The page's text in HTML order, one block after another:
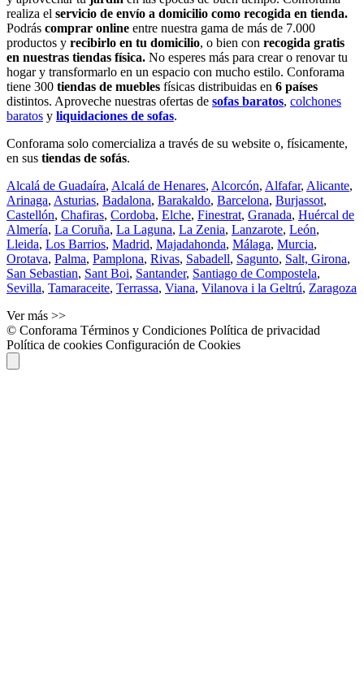
realiza el servicio de envío a domicilio como recogida en tienda.
Podrás comprar online entre nuestra gama de más de 7.000
productos y recibirlo en tu domicilio, o bien con recogida gratis
en nuestras tiendas física. No esperes más para crear o renovar tu
hogar y transformarlo en un espacio con mucho estilo. Conforama
tiene 300 tiendas de muebles físicas distribuidas en 6 países
distintos. Aproveche nuestras ofertas de sofas baratos, colchones
baratos y liquidaciones de sofas.
Conforama solo comercializa a través de su website o, físicamente,
en sus tiendas de sofás.
Alcalá de Guadaíra, Alcalá de Henares, Alcorcón, Alfafar, Alicante,
Arinaga, Asturias, Badalona, Barakaldo, Barcelona, Burjassot,
Castellón, Chafiras, Cordoba, Elche, Finestrat, Granada, Huércal de
Almería, La Coruña, La Laguna, La Zenia, Lanzarote, León,
Lleida, Los Barrios, Madrid, Majadahonda, Málaga, Murcia,
Orotava, Palma, Pamplona, Rivas, Sabadell, Sagunto, Salt, Girona,
San Sebastian, Sant Boi, Santander, Santiago de Compostela,
Sevilla, Tamaraceite, Terrassa, Viana, Vilanova i la Geltrú, Zaragoza
Ver más >>
© Conforama Términos y Condiciones Política de privacidad
Política de cookies Configuración de Cookies